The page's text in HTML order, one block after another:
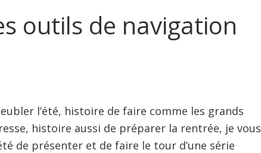
outils de navigation
l’été, histoire de faire comme les grands
histoire aussi de préparer la rentrée, je vous
de présenter et de faire le tour d’une série